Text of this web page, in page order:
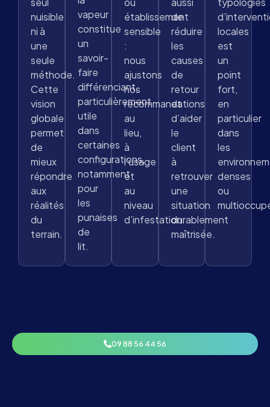
nuisible
ni à
une
seule
méthode.
Cette
vision
globale
permet
de
mieux
répondre
aux
réalités
du
terrain.
vapeur
constitue
un
savoir-
faire
différenciant,
particulièrement
utile
dans
certaines
configurations,
notamment
pour
les
punaises
de
lit.
établissement
sensible
:
nous
ajustons
nos
recommandations
au
lieu,
à
l’usage
et
au
niveau
d’infestation.
de
réduire
les
causes
de
retour
et
d’aider
le
client
à
retrouver
une
situation
durablement
maîtrisée.
locales
est
un
point
fort,
en
particulier
dans
les
denses
ou
09 88 56 44 56